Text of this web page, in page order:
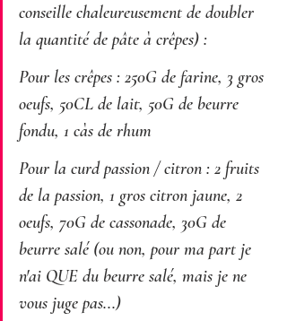
conseille chaleureusement de doubler
la quantité de pâte à crêpes) :
Pour les crêpes : 250G de farine, 3 gros
oeufs, 50CL de lait, 50G de beurre
fondu, 1 càs de rhum
Pour la curd passion / citron : 2 fruits
de la passion, 1 gros citron jaune, 2
oeufs, 70G de cassonade, 30G de
beurre salé (ou non, pour ma part je
n'ai QUE du beurre salé, mais je ne
vous juge pas...)